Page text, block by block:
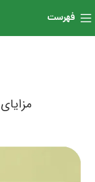
فهرست